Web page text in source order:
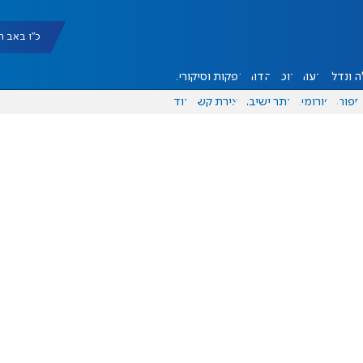
כ"ו באב
ונדל"ן דעות אוכל יהדות הפקות וסיקורים
ספורט פורומים אתר ישיבה יצירת קשר עוד